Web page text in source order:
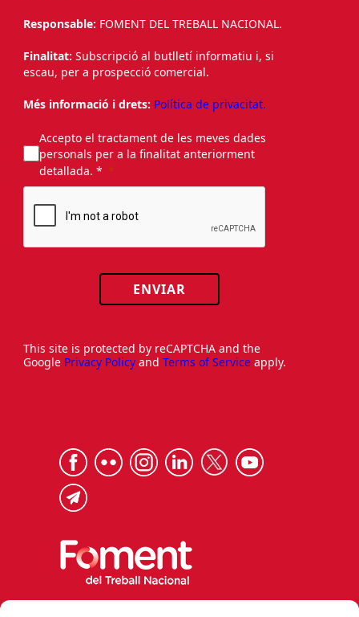
Responsable: FOMENT DEL TREBALL NACIONAL.
Finalitat: Subscripció al butlletí informatiu i, si
escau, per a prospecció comercial.
Més informació i drets: Política de privacitat.
Accepto el tractament de les meves dades
personals per a la finalitat anteriorment
detallada. *
ENVIAR
This site is protected by reCAPTCHA and the
Google Privacy Policy and Terms of Service apply.